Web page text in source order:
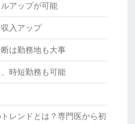
アップが可能
入アップ
は勤務地も大事
時短勤務も可能
レンドとは？専門医から初